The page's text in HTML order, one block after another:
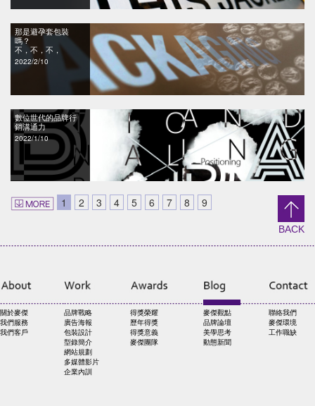
那是避孕套包裝
嗎？
不，不，不，
2022/2/10
數位世代的品牌行
銷溝通力
2022/1/10
1 2 3 4 5 6 7 8 9
BACK
關於麥傑
我們服務
我們客戶
品牌戰略
廣告海報
包裝設計
型錄簡介
網站規劃
多媒體影片
企業內訓
得獎榮耀
歷年得獎
得獎意義
麥傑團隊
麥傑觀點
品牌論壇
美學思考
動態新聞
聯絡我們
麥傑環境
工作職缺